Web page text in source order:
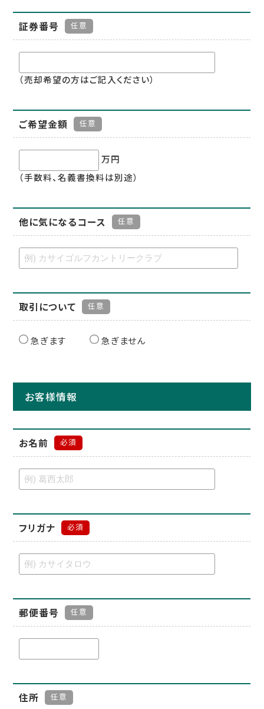
証券番号 任意
（売却希望の方はご記入ください）
ご希望金額 任意
万円
（手数料、名義書換料は別途）
他に気になるコース 任意
取引について 任意
急ぎます 急ぎません
お客様情報
お名前 必須
フリガナ 必須
郵便番号 任意
住所 任意